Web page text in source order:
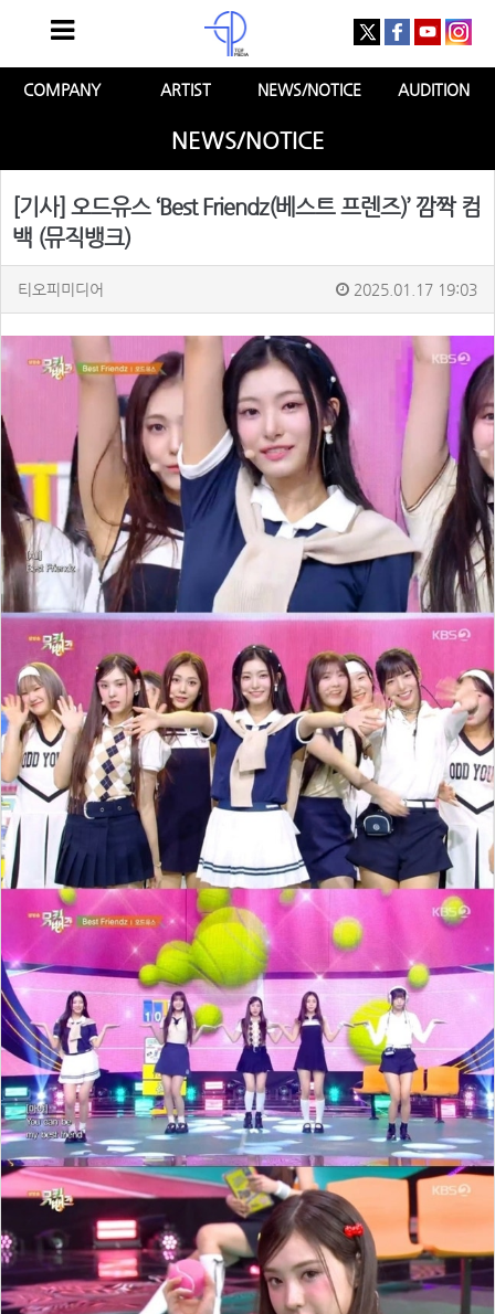
COMPANY ARTIST NEWS/NOTICE AUDITION
NEWS/NOTICE
[기사] 오드유스 ‘Best Friendz(베스트 프렌즈)’ 깜짝 컴
백 (뮤직뱅크)
티오피미디어 2025.01.17 19:03